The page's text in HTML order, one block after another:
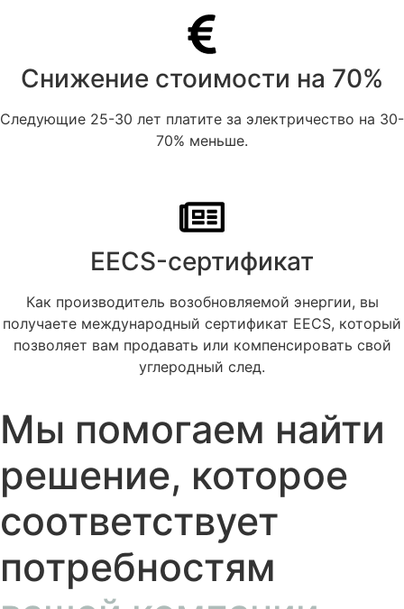
Снижение стоимости на 70%
Следующие 25-30 лет платите за электричество на 30-
70% меньше.
EECS-сертификат
Как производитель возобновляемой энергии, вы
получаете международный сертификат EECS, который
позволяет вам продавать или компенсировать свой
углеродный след.
Мы помогаем найти
решение, которое
соответствует
потребностям